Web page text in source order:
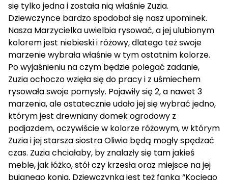
się tylko jedna i została nią właśnie Zuzia.
Dziewczynce bardzo spodobał się nasz upominek.
Nasza Marzycielka uwielbia rysować, a jej ulubionym
kolorem jest niebieski i różowy, dlatego też swoje
marzenie wybrała właśnie w tym ostatnim kolorze.
Po wyjaśnieniu na czym będzie polegać zadanie,
Zuzia ochoczo wzięła się do pracy i z uśmiechem
rysowała swoje pomysły. Pojawiły się 2, a nawet 3
marzenia, ale ostatecznie udało jej się wybrać jedno,
którym jest drewniany domek ogrodowy z
podjazdem, oczywiście w kolorze różowym, w którym
Zuzia i jej starsza siostra Oliwia będą mogły spędzać
czas. Zuzia chciałaby, by znalazły się tam jakieś
meble, jak łóżko, stół czy krzesła oraz miejsce na jej
bujanego konia. Dziewczynka jest też fanką “Kociego